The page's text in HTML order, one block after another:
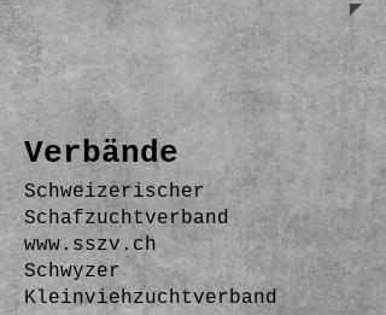
Verbände
Schweizerischer
Schafzuchtverband
www.sszv.ch
Schwyzer
Kleinviehzuchtverband